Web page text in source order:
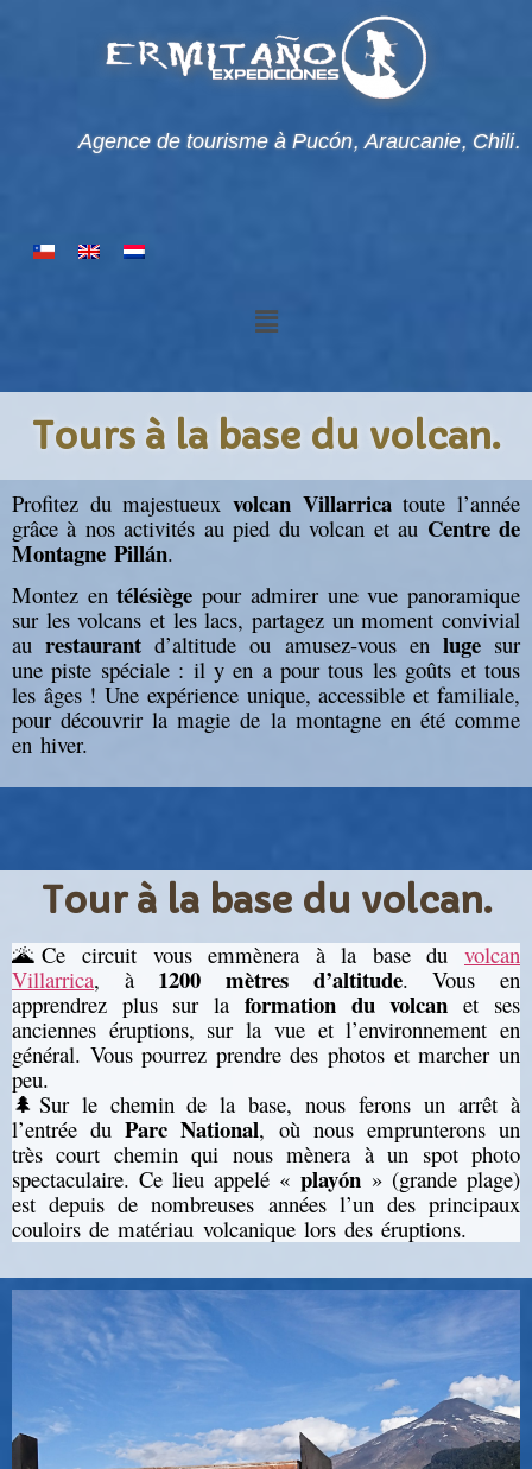
Agence de tourisme à Pucón, Araucanie, Chili.
Tours à la base du volcan.
Profitez du majestueux volcan Villarricatoute l’année
grâce à nos activités au pied du volcan et au Centre de
Montagne Pillán.
Montez entélésiège pour admirer une vue panoramique
sur les volcans et les lacs, partagez un moment convivial
aurestaurant d’altitude ou amusez-vous enlugesur
une piste spéciale : il y en a pour tous les goûts et tous
les âges ! Une expérience unique, accessible et familiale,
pour découvrir la magie de la montagne en été comme
en hiver.
Tour à la base du volcan.
🌋Ce circuit vous emmènera à la base du volcan
Villarrica, à 1200 mètres d’altitude. Vous en
apprendrez plus sur la formation du volcan et ses
anciennes éruptions, sur la vue et l’environnement en
général. Vous pourrez prendre des photos et marcher un
peu.
🌲Sur le chemin de la base, nous ferons un arrêt à
l’entrée duParc National, où nous emprunterons un
très court chemin qui nous mènera à un spot photo
spectaculaire. Ce lieu appelé « playón » (grande plage)
est depuis de nombreuses années l’un des principaux
couloirs de matériau volcanique lors des éruptions.